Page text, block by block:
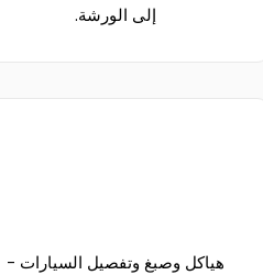
إلى الورشة.
هياكل وصبغ وتفصيل السيارات -